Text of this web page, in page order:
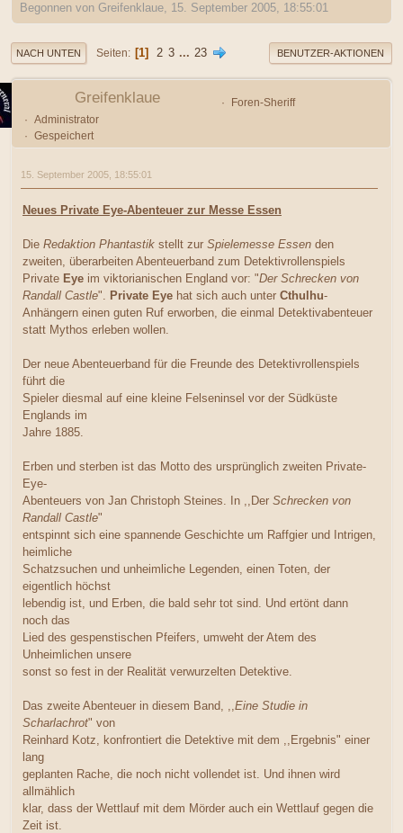
Begonnen von Greifenklaue, 15. September 2005, 18:55:01
NACH UNTEN Seiten 1 2 3 ... 23 BENUTZER-AKTIONEN
Greifenklaue
Foren-Sheriff
Administrator
Gespeichert
15. September 2005, 18:55:01
Neues Private Eye-Abenteuer zur Messe Essen
Die Redaktion Phantastik stellt zur Spielemesse Essen den
zweiten, überarbeiten Abenteuerband zum Detektivrollenspiels
Private Eye im viktorianischen England vor: "Der Schrecken von
Randall Castle". Private Eye hat sich auch unter Cthulhu-
Anhängern einen guten Ruf erworben, die einmal Detektivabenteuer
statt Mythos erleben wollen.
Der neue Abenteuerband für die Freunde des Detektivrollenspiels
führt die
Spieler diesmal auf eine kleine Felseninsel vor der Südküste
Englands im
Jahre 1885.
Erben und sterben ist das Motto des ursprünglich zweiten Private-
Eye-
Abenteuers von Jan Christoph Steines. In ,,Der Schrecken von
Randall Castle"
entspinnt sich eine spannende Geschichte um Raffgier und Intrigen,
heimliche
Schatzsuchen und unheimliche Legenden, einen Toten, der
eigentlich höchst
lebendig ist, und Erben, die bald sehr tot sind. Und ertönt dann
noch das
Lied des gespenstischen Pfeifers, umweht der Atem des
Unheimlichen unsere
sonst so fest in der Realität verwurzelten Detektive.
Das zweite Abenteuer in diesem Band, ,, Eine Studie in
Scharlachrot" von
Reinhard Kotz, konfrontiert die Detektive mit dem ,,Ergebnis" einer
lang
geplanten Rache, die noch nicht vollendet ist. Und ihnen wird
allmählich
klar, dass der Wettlauf mit dem Mörder auch ein Wettlauf gegen die
Zeit ist.